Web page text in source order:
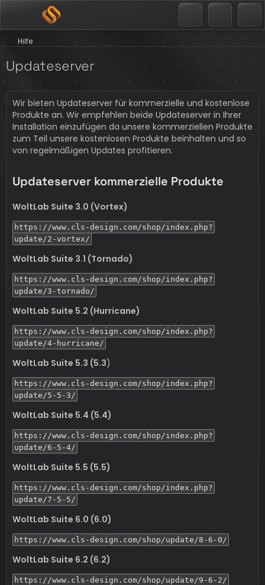
Hilfe
Updateserver
Wir bieten Updateserver für kommerzielle und kostenlose
Produkte an. Wir empfehlen beide Updateserver in Ihrer
Installation einzufügen da unsere kommerziellen Produkte
zum Teil unsere kostenlosen Produkte beinhalten und so
von regelmäßigen Updates profitieren.
Updateserver kommerzielle Produkte
WoltLab Suite 3.0 (Vortex)
https://www.cls-design.com/shop/index.php?
update/2-vortex/
WoltLab Suite 3.1 (Tornado)
https://www.cls-design.com/shop/index.php?
update/3-tornado/
WoltLab Suite 5.2 (Hurricane)
https://www.cls-design.com/shop/index.php?
update/4-hurricane/
WoltLab Suite 5.3 (5.3)
https://www.cls-design.com/shop/index.php?
update/5-5-3/
WoltLab Suite 5.4 (5.4)
https://www.cls-design.com/shop/index.php?
update/6-5-4/
WoltLab Suite 5.5 (5.5)
https://www.cls-design.com/shop/index.php?
update/7-5-5/
WoltLab Suite 6.0 (6.0)
https://www.cls-design.com/shop/update/8-6-0/
WoltLab Suite 6.2 (6.2)
https://www.cls-design.com/shop/update/9-6-2/